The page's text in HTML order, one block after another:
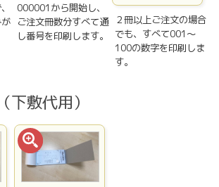
000001から開始し、
ご注文冊数分すべて通
し番号を印刷します。
２冊以上ご注文の場合
でも、すべて001〜
100の数字を印刷しま
す。
下敷代用）